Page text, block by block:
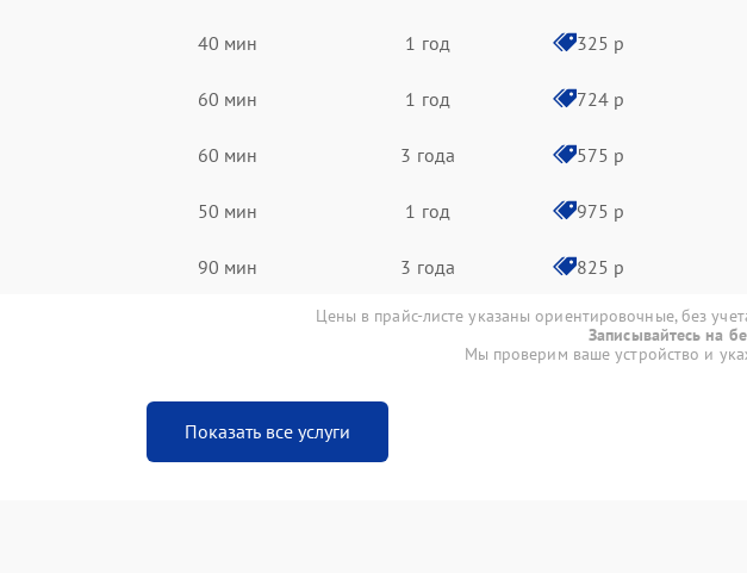
40 мин 1 год 325 р
60 мин 1 год 724 р
60 мин 3 года 575 р
50 мин 1 год 975 р
90 мин 3 года 825 р
Цены в прайс-листе указаны ориентировочные, без
Записывайтесь на
Мы проверим ваше устройство и
Показать все услуги